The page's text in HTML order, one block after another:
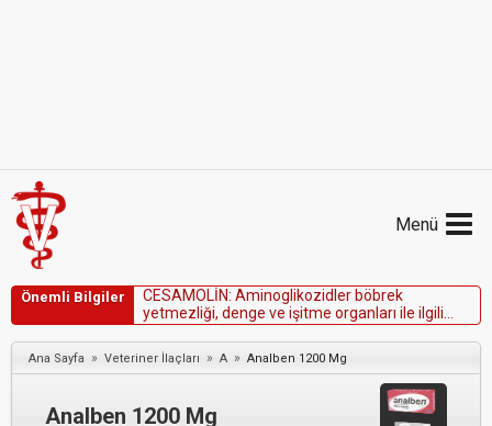
Menü
Önemli Bilgiler CESAMOLİN: Aminog ikozid er böbrek
yetmez iği, denge ve işitme organ arı i e i gi i
hastalığıolanhayvanlardakullanılmamalıdır.
Ana Sayfa » Veteriner İlaçları » A » Analben 1200 Mg
Analben 1200 Mg